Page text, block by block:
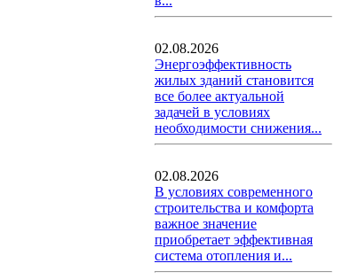
02.08.2026
Энергоэффективность
жилых зданий становится
все более актуальной
задачей в условиях
необходимости снижения...
02.08.2026
В условиях современного
строительства и комфорта
важное значение
приобретает эффективная
система отопления и...